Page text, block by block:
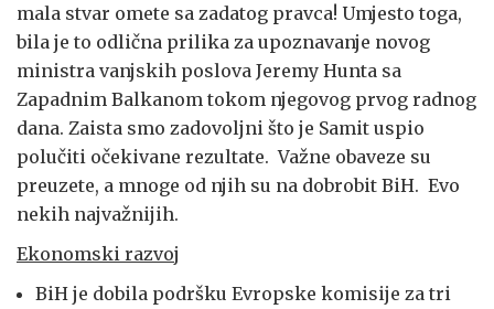
mala stvar omete sa zadatog pravca! Umjesto toga,
bila je to odlična prilika za upoznavanje novog
ministra vanjskih poslova Jeremy Hunta sa
Zapadnim Balkanom tokom njegovog prvog radnog
dana. Zaista smo zadovoljni što je Samit uspio
polučiti očekivane rezultate. Važne obaveze su
preuzete, a mnoge od njih su na dobrobit BiH. Evo
nekih najvažnijih.
Ekonomski razvoj
BiH je dobila podršku Evropske komisije za tri